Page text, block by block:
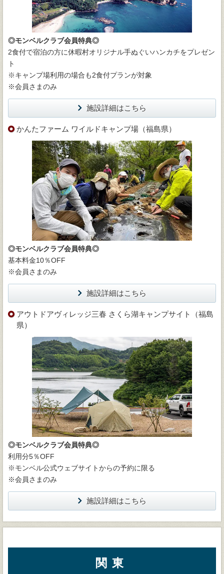
◎モンベルクラブ会員特典◎
2食付で宿泊の方に休暇村オリジナル手ぬぐいハンカチをプレゼン
ト
※キャンプ場利用の場合も2食付プランが対象
※会員さまのみ
施設詳細はこちら
かんたファーム ワイルドキャンプ場（福島県）
◎モンベルクラブ会員特典◎
基本料金10％OFF
※会員さまのみ
施設詳細はこちら
アウトドアヴィレッジ三春 さくら湖キャンプサイト（福島
県）
◎モンベルクラブ会員特典◎
利用分5％OFF
※モンベル公式ウェブサイトからの予約に限る
※会員さまのみ
施設詳細はこちら
関東